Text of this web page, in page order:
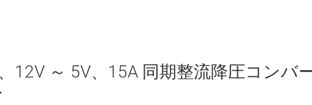
12V ～ 5V、15A 同期整流降圧コンバ